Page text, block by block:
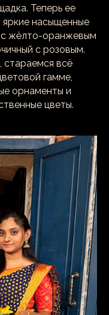
Теперь ее
насыщенные
с жёлто-оранжевым
с розовым.
стараемся всё
гамме,
орнаменты и
цветы.